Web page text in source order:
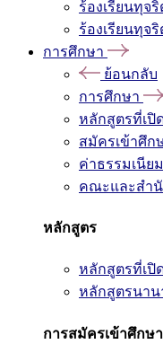
ร้องเรียนทุจ
ร้องเรียนทุจ
การศึกษา
ย้อนกลับ
การศึกษา
หลักสูตรที่เปิ
สมัครเข้าศึก
ค่าธรรมเนีย
คณะและสำ
หลักสูตร
หลักสูตรที่เปิ
หลักสูตรนาน
การสมัครเข้าศึกษา